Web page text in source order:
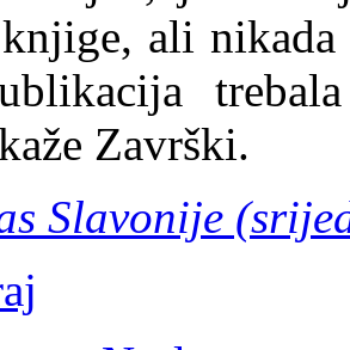
ali
Završki.
Slavonije